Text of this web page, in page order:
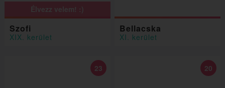
Élvezz velem! :)
Szofi
XIX. kerület
Bellacska
XI. kerület
23 20